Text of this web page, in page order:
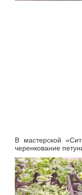
В мастерской
черенкование